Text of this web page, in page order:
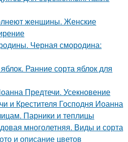
женщины. Женские
Черная смородина:
Ранние сорта яблок для
Предтечи. Усекновение
и Крестителя Господня Иоанна
Парники и теплицы
многолетняя. Виды и сорта
и описание цветов